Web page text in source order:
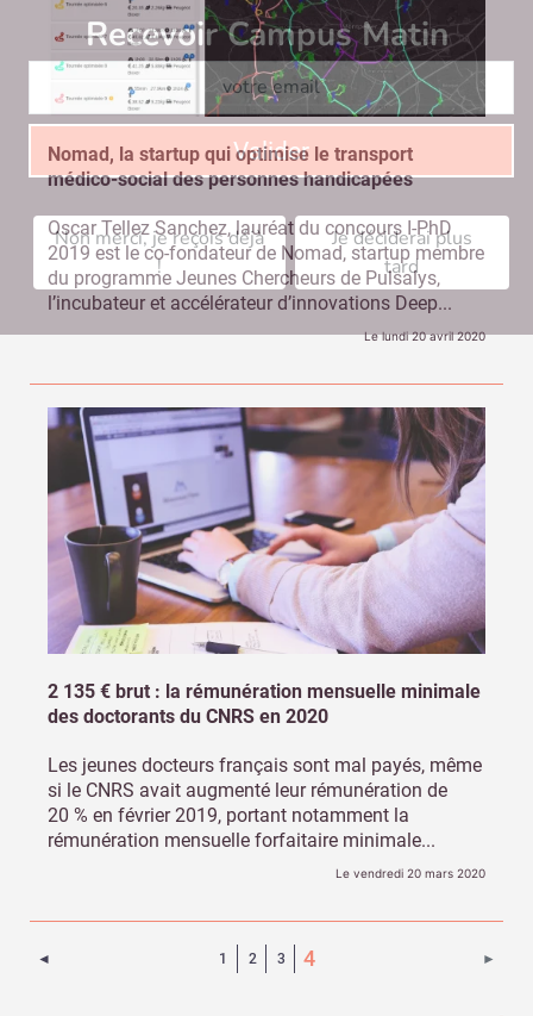
Nomad, la startup qui optimise le transport
médico-social des personnes handicapées
Oscar Tellez Sanchez, lauréat du concours I-PhD
2019 est le co-fondateur de Nomad, startup membre
du programme Jeunes Chercheurs de Pulsalys,
l’incubateur et accélérateur d’innovations Deep...
Le lundi 20 avril 2020
2 135 € brut : la rémunération mensuelle minimale
des doctorants du CNRS en 2020
Les jeunes docteurs français sont mal payés, même
si le CNRS avait augmenté leur rémunération de
20 % en février 2019, portant notamment la
rémunération mensuelle forfaitaire minimale...
Le vendredi 20 mars 2020
◄ 1 2 3 4(Page courante) ►
Recevoir Campus Matin
Valider
Non merci, je reçois déjà
!
Je déciderai plus
tard